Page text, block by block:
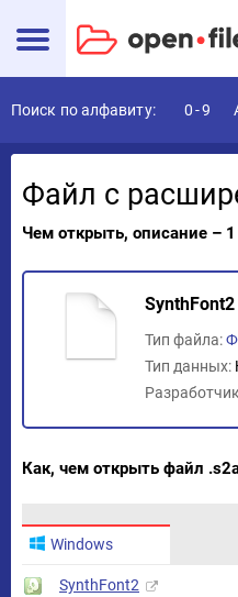
Поиск по алфавиту: 0-9
Файл с
Чем открыть, описание –
Тип файла:
Тип данных:
Как, чем открыть файл
Windows
SynthFont2